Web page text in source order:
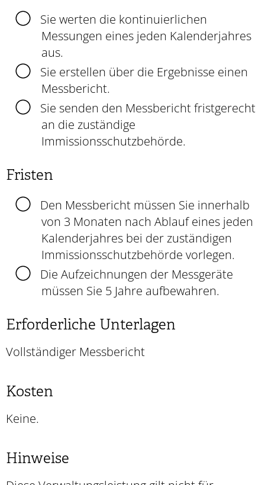
Sie werten die kontinuierlichen
Messungen eines jeden Kalenderjahres
aus.
Sie erstellen über die Ergebnisse einen
Messbericht.
Sie senden den Messbericht fristgerecht
an die zuständige
Immissionsschutzbehörde.
Fristen
Den Messbericht müssen Sie innerhalb
von 3 Monaten nach Ablauf eines jeden
Kalenderjahres bei der zuständigen
Immissionsschutzbehörde vorlegen.
Die Aufzeichnungen der Messgeräte
müssen Sie 5 Jahre aufbewahren.
Erforderliche Unterlagen
Vollständiger Messbericht
Kosten
Keine.
Hinweise